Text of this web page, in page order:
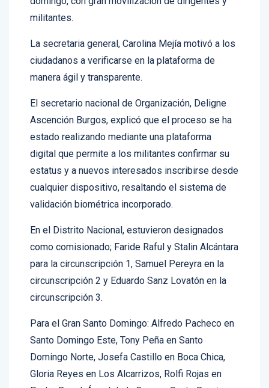
militantes.
ciudadanos a verificarse en la plataforma de
manera ágil y transparente.
Ascención Burgos, explicó que el proceso se ha
estado realizando mediante una plataforma
digital que permite a los militantes confirmar su
estatus y a nuevos interesados inscribirse desde
cualquier dispositivo, resaltando el sistema de
validación biométrica incorporado.
como comisionado; Faride Raful y Stalin Alcántara
para la circunscripción 1, Samuel Pereyra en la
circunscripción 2 y Eduardo Sanz Lovatón en la
circunscripción 3.
Santo Domingo Este, Tony Peña en Santo
Domingo Norte, Josefa Castillo en Boca Chica,
Gloria Reyes en Los Alcarrizos, Rolfi Rojas en
Pedro Brand, Ángel de la Cruz en Santo Domingo